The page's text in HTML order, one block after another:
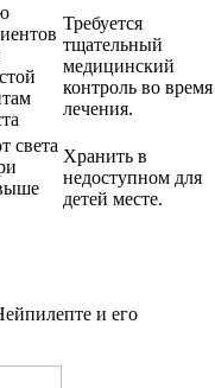
Требуется
тщательный
медицинский
контроль во время
лечения.
света
Хранить в
недоступном для
детей месте.
и его